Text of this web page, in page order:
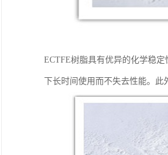
ECTFE树脂具有优异的化学稳
下长时间使用而不失去性能。